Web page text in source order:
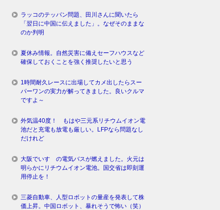
ラッコのテッパン問題、田川さんに聞いたら
「翌日に中国に伝えました」。なぜそのままな
のか判明
夏休み情報。自然災害に備えセーフハウスなど
確保しておくことを強く推奨したいと思う
1時間耐久レースに出場してカメ出したらスー
パーワンの実力が解ってきました。良いクルマ
ですよ～
外気温40度！ もはや三元系リチウムイオン電
池だと充電も放電も厳しい。LFPなら問題なし
だけれど
大阪でいすゞの電気バスが燃えました。火元は
明らかにリチウムイオン電池。国交省は即刻運
用停止を！
三菱自動車、人型ロボットの量産を発表して株
価上昇。中国ロボット、暴れそうで怖い（笑）